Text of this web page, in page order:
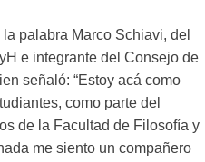
palabra Marco Schiavi, del
e integrante del Consejo de
señaló: “Estoy acá como
como parte del
de la Facultad de Filosofía y
me siento un compañero